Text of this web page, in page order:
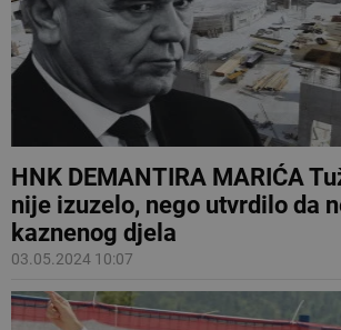
HNK DEMANTIRA MARIĆA
nije izuzelo, nego utvrdilo da
kaznenog djela
03.05.2024 10:07